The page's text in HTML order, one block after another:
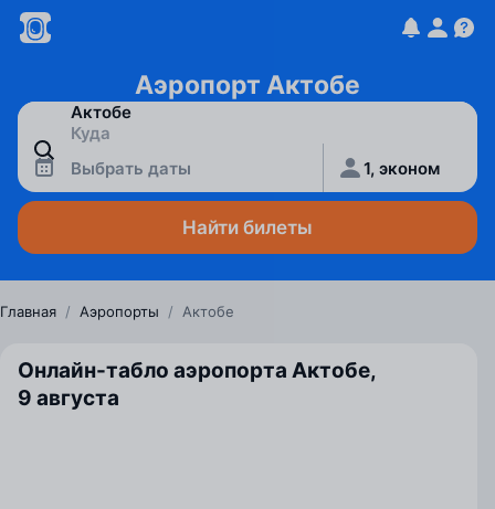
Аэропорт Актобе
Выбрать даты 1, эконом
Найти билеты
Главная / Аэропорты / Актобе
Онлайн-табло аэропорта Актобе,
9 августа